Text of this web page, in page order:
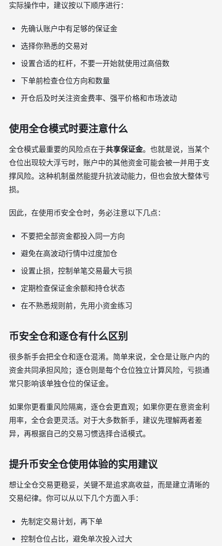
实际操作中，建议按以下顺序进行：
先确认账户中有足够的保证金
选择你熟悉的交易对
设置合适的杠杆，不要一开始就使用过高倍数
下单前检查仓位方向和数量
开仓后及时关注资金费率、强平价格和市场波动
使用全仓模式时要注意什么
全仓模式最重要的风险点在于共享保证金。也就是说，当某个
仓位出现较大浮亏时，账户中的其他资金可能会被一并用于支
撑风险。这种机制虽然能提升抗波动能力，但也会放大整体亏
损。
因此，在使用币安全仓时，务必注意以下几点：
不要把全部资金都投入同一方向
避免在高波动行情中过度加仓
设置止损，控制单笔交易最大亏损
定期检查保证金余额和持仓状态
在不熟悉规则前，先用小资金练习
币安全仓和逐仓有什么区别
很多新手会把全仓和逐仓混淆。简单来说，全仓是让账户内的
资金共同承担风险；逐仓则是每个仓位独立计算风险，亏损通
常只影响该单独仓位的保证金。
如果你更看重风险隔离，逐仓会更直观；如果你更在意资金利
用率，全仓会更灵活。对于大多数新手，建议先理解两者差
异，再根据自己的交易习惯选择合适模式。
提升币安全仓使用体验的实用建议
想让全仓交易更稳妥，关键不是追求高收益，而是建立清晰的
交易纪律。你可以从以下几个方面入手：
先制定交易计划，再下单
控制仓位占比，避免单次投入过大